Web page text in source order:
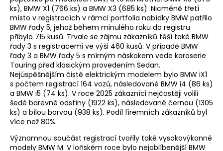
ks), BMW X1 (766 ks) a BMW X3 (685 ks). Nicméně třetí
místo v registracích v rámci portfolia nabídky BMW patřilo
BMW řady 5, jehož během minulého roku do registru
přibylo 715 kusů. Trvale se zájmu zákazníků těší také BMW
řady 3 s registracemi ve výši 460 kusů. V případě BMW
řady 3 a BMW řady 5 s mírným náskokem vede karoserie
Touring před klasickým provedením Sedan.
Nejúspěšnějším čistě elektrickým modelem bylo BMW iX1
s počtem registrací 164 vozů, následované BMW i4 (86 ks)
a BMW i5 (74 ks). V roce 2025 zákazníci nejčastěji volili
šedé barevné odstíny (1922 ks), následované černou (1305
ks) a bílou barvou (938 ks). Podíl firemních zákazníků byl
více než 80%.
Významnou součást registrací tvořily také vysokovýkonné
modely BMW M. V loňském roce bylo nejoblíbenější BMW